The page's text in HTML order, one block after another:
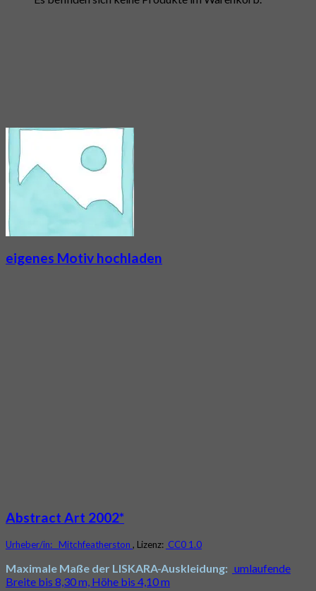
eigenes Motiv hochladen
Abstract Art 2002*
Urheber/in: Mitchfeatherston , Lizenz: CC0 1.0
Maximale Maße der LISKARA-Auskleidung: umlaufende
Breite bis 8,30 m, Höhe bis 4,10 m